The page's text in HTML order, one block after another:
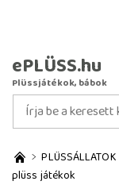
ePLÜSS.hu
Plüssjátékok, bábok
PLÜSSÁLLATOK
plüss játékok